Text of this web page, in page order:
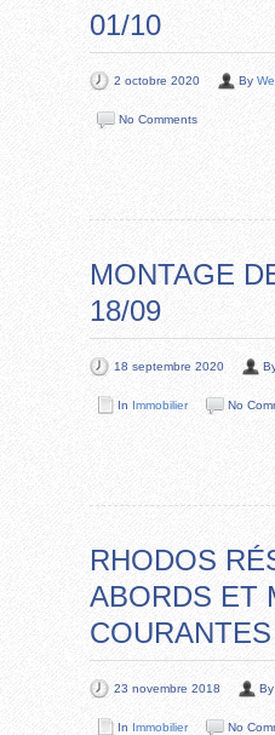
01/10
2 octobre 2020 By
No Comments
MONTAGE
18/09
18 septembre 2020
In Immobilier No
RHODOS
ABORDS ET
23 novembre 2018 By
In Immobilier No